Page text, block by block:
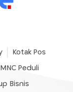
Kotak Pos
MNC Peduli
Bisnis